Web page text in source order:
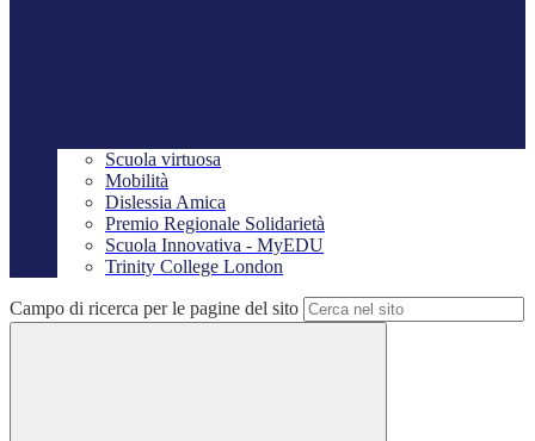
Scuola virtuosa
Mobilità
Dislessia Amica
Premio Regionale Solidarietà
Scuola Innovativa - MyEDU
Trinity College London
Campo di ricerca per le pagine del sito